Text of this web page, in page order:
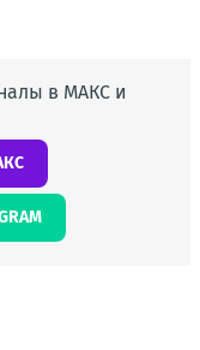
в МАКС и